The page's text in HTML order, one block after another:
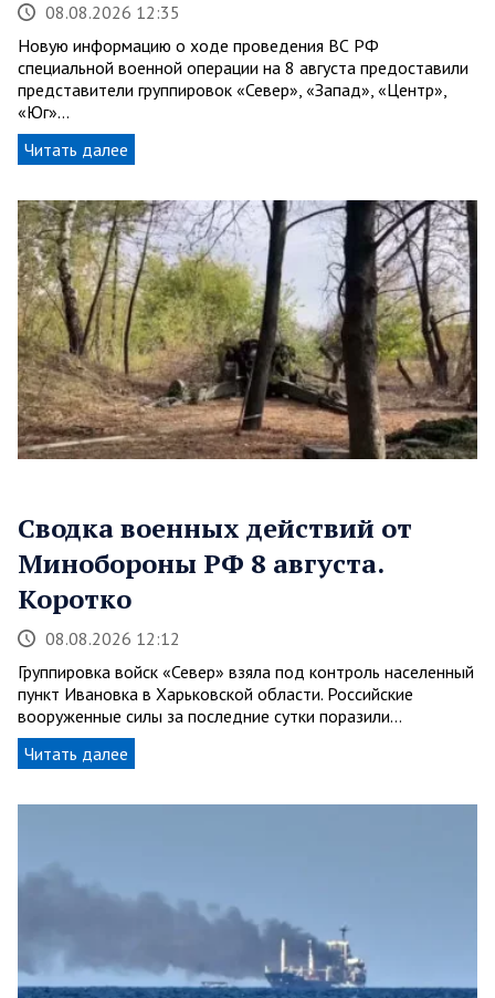
08.08.2026 12:35
Новую информацию о ходе проведения ВС РФ
специальной военной операции на 8 августа предоставили
представители группировок «Север», «Запад», «Центр»,
«Юг»…
Читать далее
Сводка военных действий от
Минобороны РФ 8 августа.
Коротко
08.08.2026 12:12
Группировка войск «Север» взяла под контроль населенный
пункт Ивановка в Харьковской области. Российские
вооруженные силы за последние сутки поразили…
Читать далее